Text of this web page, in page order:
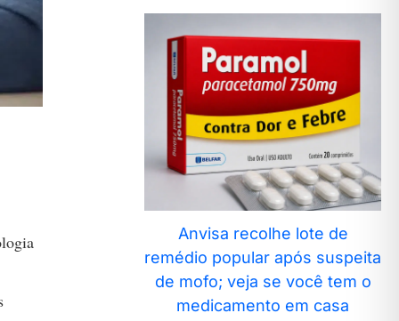
Anvisa recolhe lote de
remédio popular após suspeita
de mofo; veja se você tem o
medicamento em casa